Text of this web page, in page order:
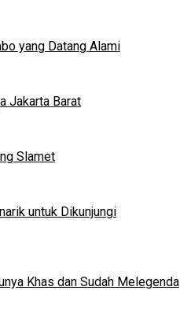
yang Datang Alami
Jakarta Barat
Slamet
untuk Dikunjungi
Khas dan Sudah Melegenda